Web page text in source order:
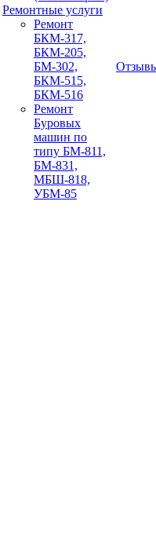
Ремонтные услуги
Ремонт
БКМ-317,
БКМ-205,
БМ-302,
БКМ-515,
БКМ-516
Ремонт
Буровых
машин по
типу БМ-811,
БМ-831,
МБШ-818,
УБМ-85